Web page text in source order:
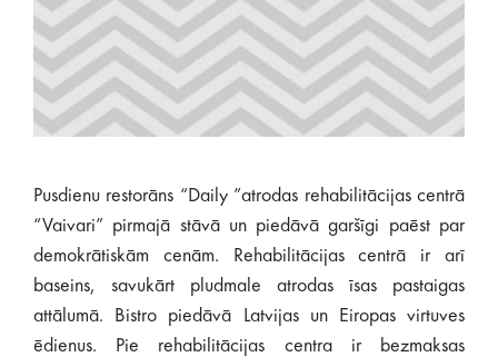
Pusdienu restorāns “Daily ”atrodas rehabilitācijas centrā
“Vaivari” pirmajā stāvā un piedāvā garšīgi paēst par
demokrātiskām cenām. Rehabilitācijas centrā ir arī
baseins, savukārt pludmale atrodas īsas pastaigas
attālumā. Bistro piedāvā Latvijas un Eiropas virtuves
ēdienus. Pie rehabilitācijas centra ir bezmaksas